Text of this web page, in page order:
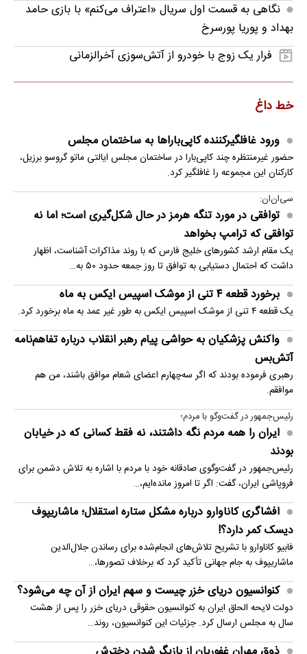
نگاهی به قسمت اول سریال «اعتراف می‌کنم» با بازی حامد
بهداد و پوریا پورسرخ
فرار یک زوج با خودرو از آتش‌سوزی آخرالزمانی
خط داغ
ورود غافلگیرکننده کاپی‌باراها به ساختمان مجلس
حضور غیرمنتظره چند کاپی‌بارا در ساختمان مجلس ایالتی ماتو گروسو برزیل،
کارکنان این مجموعه را غافلگیر کرد.
سی‌ان‌ان:
توافقی در مورد تنگه هرمز در حال شکل‌گیری است؛ اما نه
توافقی که ترامپ بخواهد
یک مقام ارشد کشورهای خلیج فارس که با روند مذاکرات آشناست، اظهار
داشت که احتمال دستیابی به توافق تا روز جمعه حدود ۵۰ به…
برخورد قطعه ۴ تنی از موشک اسپیس ایکس به ماه
یک قطعه ۴ تنی از موشک اسپیس ایکس به طور غیر عمد به ماه برخورد کرد.
واکنش پزشکیان به حواشی پیام رهبر انقلاب درباره تفاهم‌نامه
آتش‌بس
رهبری فرموده بودند که اگر سه‌چهارم اعضای شعام موافق باشند، من هم
موافقم.
رئیس‌جمهور در گفت‌وگو با مردم؛
ایران را همه مردم نگه داشتند، نه فقط کسانی که در خیابان
بودند
رئیس‌جمهور در گفت‌وگوی صادقانه خود با مردم با اشاره به تلاش دشمن برای
فروپاشی ایران، گفت: اگر تا امروز مانده‌ایم،…
افشاگری کاناوارو درباره مشکل ستاره استقلال؛ ماشاریپوف
دیسک کمر دارد؟!
فابیو کاناوارو با تشریح تلاش‌های انجام‌شده برای رساندن جلال‌الدین
ماشاریپوف به جام جهانی تأکید کرد که برخلاف تصورها،…
کنوانسیون دریای خزر چیست و سهم ایران از آن چه می‌شود؟
دولت لایحه الحاق ایران به کنوانسیون حقوقی دریای خزر را پس از هشت
سال به مجلس ارسال کرد. جزئیات این کنوانسیون، روند…